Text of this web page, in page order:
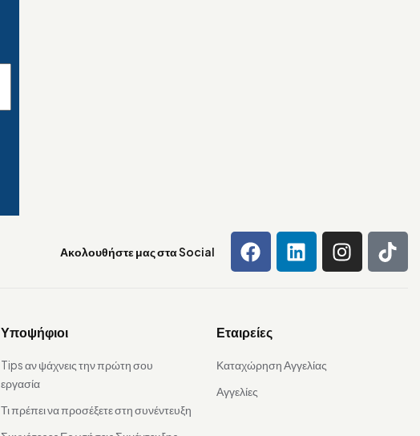
Ακολουθήστε μας στα Social
Υποψήφιοι
Tips αν ψάχνεις την πρώτη σου
εργασία
Τι πρέπει να προσέξετε στη συνέντευξη
Εταιρείες
Καταχώρηση Αγγελίας
Αγγελίες